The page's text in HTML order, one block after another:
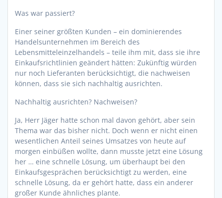
Was war passiert?
Einer seiner größten Kunden – ein dominierendes
Handelsunternehmen im Bereich des
Lebensmitteleinzelhandels – teile ihm mit, dass sie ihre
Einkaufsrichtlinien geändert hätten: Zukünftig würden
nur noch Lieferanten berücksichtigt, die nachweisen
können, dass sie sich nachhaltig ausrichten.
Nachhaltig ausrichten? Nachweisen?
Ja, Herr Jäger hatte schon mal davon gehört, aber sein
Thema war das bisher nicht. Doch wenn er nicht einen
wesentlichen Anteil seines Umsatzes von heute auf
morgen einbüßen wollte, dann musste jetzt eine Lösung
her … eine schnelle Lösung, um überhaupt bei den
Einkaufsgesprächen berücksichtigt zu werden, eine
schnelle Lösung, da er gehört hatte, dass ein anderer
großer Kunde ähnliches plante.